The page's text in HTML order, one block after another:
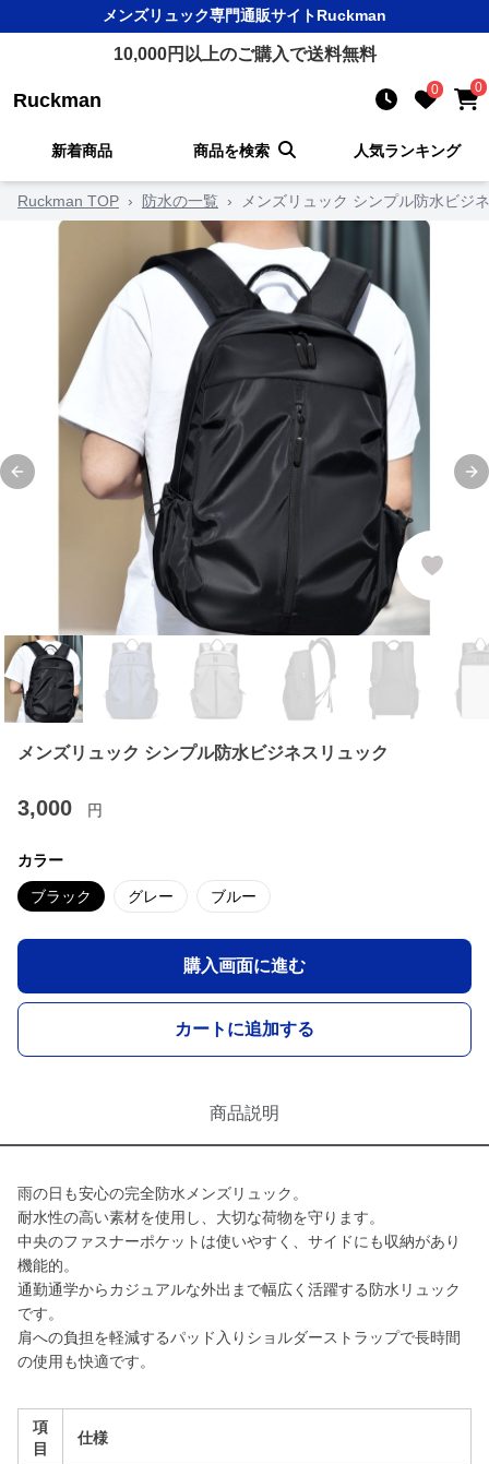
メンズリュック専門通販サイトRuckman
10,000円以上のご購入で送料無料
Ruckman 0 0
新着商品 商品を検索 人気ランキング
Ruckman TOP › 防水の一覧 › メンズリュック シンプル防水ビジ
Previous slide
メンズリュック シンプル防水ビジネスリュック
3,000 円
カラー
ブラック グレー ブルー
購入画面に進む
カートに追加する
商品説明
雨の日も安心の完全防水メンズリュック。
耐水性の高い素材を使用し、大切な荷物を守ります。
中央のファスナーポケットは使いやすく、サイドにも収納があり
機能的。
通勤通学からカジュアルな外出まで幅広く活躍する防水リュック
です。
肩への負担を軽減するパッド入りショルダーストラップで長時間
の使用も快適です。
項
目
仕様